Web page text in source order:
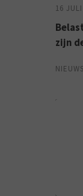
16
zijn
NIEUWS